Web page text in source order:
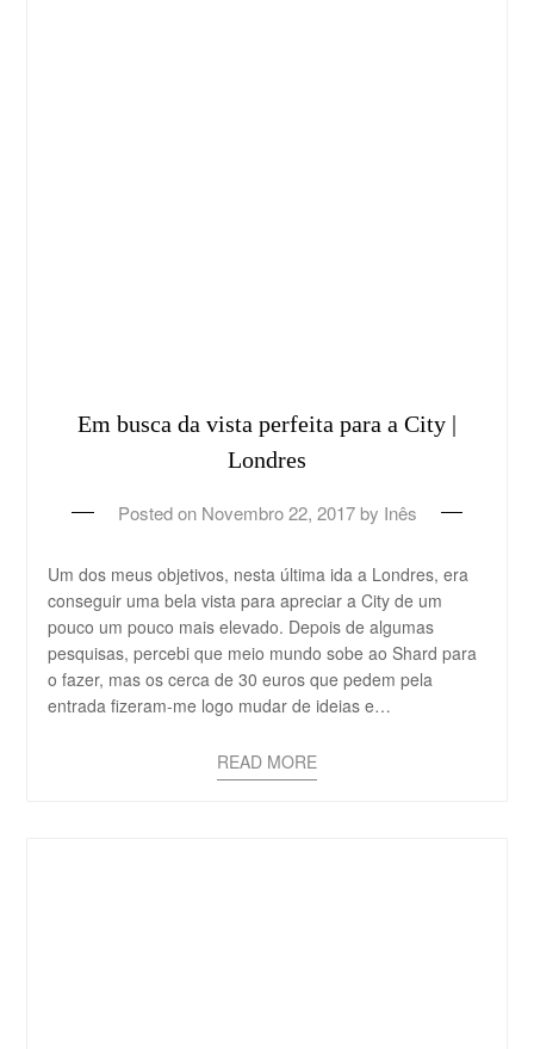
Em busca da vista perfeita para a City |
Londres
Posted on Novembro 22, 2017by Inês
Um dos meus objetivos, nesta última ida a Londres, era
conseguir uma bela vista para apreciar a City de um
pouco um pouco mais elevado. Depois de algumas
pesquisas, percebi que meio mundo sobe ao Shard para
o fazer, mas os cerca de 30 euros que pedem pela
entrada fizeram-me logo mudar de ideias e…
READ MORE